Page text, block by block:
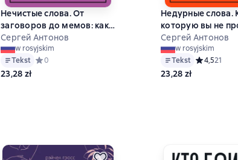
Нечистые слова. От
заговоров до мемов: как
русский язык хранит
историю
Сергей Антонов
w rosyjskim
Tekst Средний рейтинг 0 на основе 0 оценок
0
23,28 zł
Недурные слова.
которую вы не
вслух, но точно
друзьям
Сергей Антонов
w rosyjskim
Tekst Средний
4,521
23,28 zł